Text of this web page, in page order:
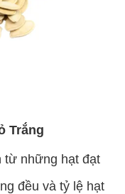
Trắng
từ những hạt đạt
đều và tỷ lệ hạt